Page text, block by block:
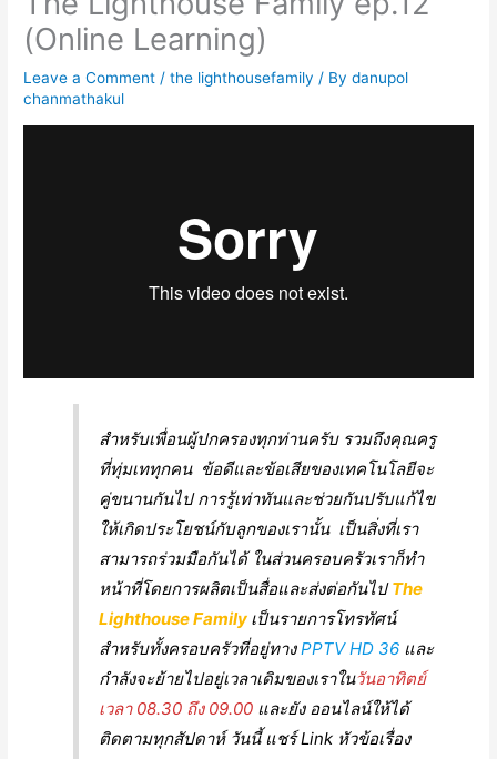
(Online Learning)
Leave a Comment /the lighthousefamily / Bydanupol
chanmathakul
สำหรับเพื่อนผู้ปกครองทุกท่านครับ รวมถึงคุณครู
ที่ทุ่มเททุกคน ข้อดีและข้อเสียของเทคโนโลยีจะ
คู่ขนานกันไป การรู้เท่าทันและช่วยกันปรับแก้ไข
ให้เกิดประโยชน์กับลูกของเรานั้น เป็นสิ่งที่เรา
สามารถร่วมมือกันได้ ในส่วนครอบครัวเราก็ทำ
หน้าที่โดยการผลิตเป็นสื่อและส่งต่อกันไปThe
Lighthouse Family เป็นรายการโทรทัศน์
สำหรับทั้งครอบครัวที่อยู่ทางPPTV HD 36 และ
กำลังจะย้ายไปอยู่เวลาเดิมของเราในวันอาทิตย์
เวลา 08.30 ถึง 09.00 และยัง ออนไลน์ให้ได้
ติดตามทุกสัปดาห์ วันนี้ แชร์ Link หัวข้อเรื่อง